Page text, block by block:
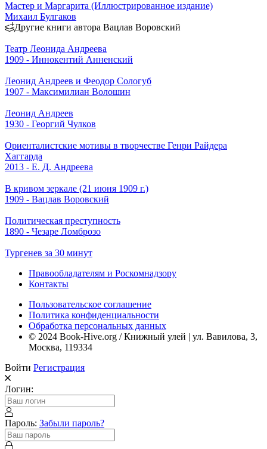
Мастер и Маргарита (Иллюстрированное издание)
Михаил Булгаков
Другие книги автора Вацлав Воровский
Театр Леонида Андреева
1909 - Иннокентий Анненский
Леонид Андреев и Феодор Сологуб
1907 - Максимилиан Волошин
Леонид Андреев
1930 - Георгий Чулков
Ориенталистские мотивы в творчестве Генри Райдера
Хаггарда
2013 - Е. Д. Андреева
В кривом зеркале (21 июня 1909 г.)
1909 - Вацлав Воровский
Политическая преступность
1890 - Чезаре Ломброзо
Тургенев за 30 минут
Правообладателям и Роскомнадзору
Контакты
Пользовательское соглашение
Политика конфиденциальности
Обработка персональных данных
© 2024 Book-Hive.org / Книжный улей | ул. Вавилова, 3,
Москва, 119334
Войти Регистрация
Логин:
Пароль: Забыли пароль?